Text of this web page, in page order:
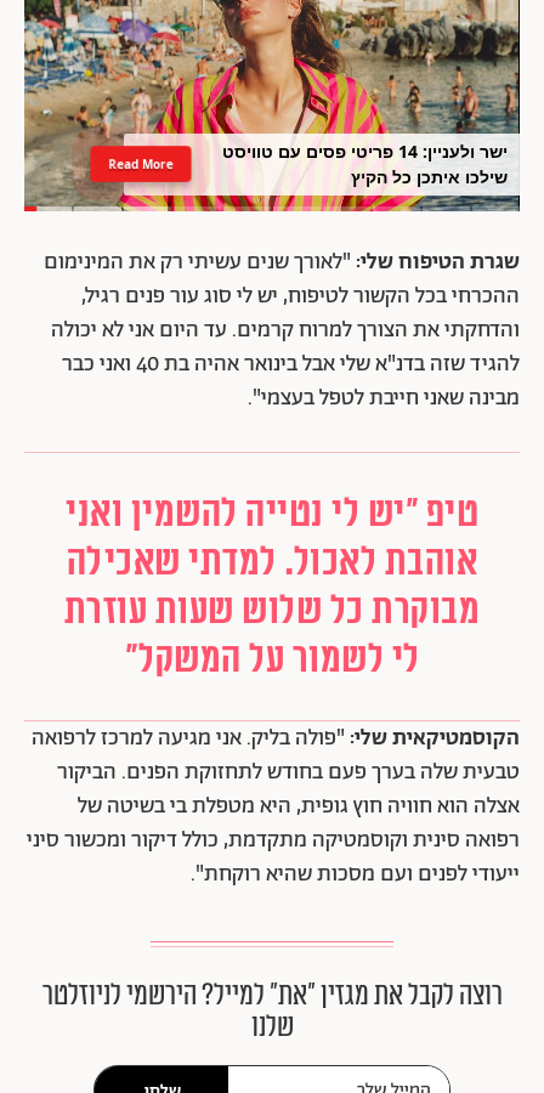
ישר ולעניין: 14 פריטי פסים עם טוויסט
שילכו איתכן כל הקיץ
Read More
שגרת הטיפוח שלי: "לאורך שנים עשיתי רק את המינימום
ההכרחי בכל הקשור לטיפוח, יש לי סוג עור פנים רגיל,
והדחקתי את הצורך למרוח קרמים. עד היום אני לא יכולה
להגיד שזה בדנ"א שלי אבל בינואר אהיה בת 40 ואני כבר
מבינה שאני חייבת לטפל בעצמי".
טיפ "יש לי נטייה להשמין ואני
אוהבת לאכול. למדתי שאכילה
מבוקרת כל שלוש שעות עוזרת
לי לשמור על המשקל"
הקוסמטיקאית שלי: "פולה בליק. אני מגיעה למרכז לרפואה
טבעית שלה בערך פעם בחודש לתחזוקת הפנים. הביקור
אצלה הוא חוויה חוץ גופית, היא מטפלת בי בשיטה של
רפואה סינית וקוסמטיקה מתקדמת, כולל דיקור ומכשור סיני
ייעודי לפנים ועם מסכות שהיא רוקחת".
רוצה לקבל את מגזין ״את״ למייל? הירשמי לניוזלטר
שלנו